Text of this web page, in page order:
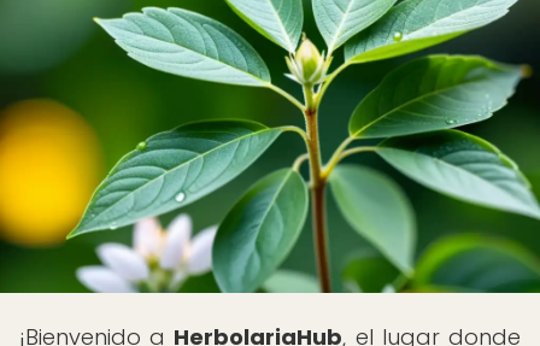
¡Bienvenido a HerbolariaHub, el lugar donde